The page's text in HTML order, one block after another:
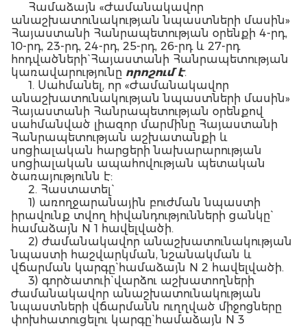
Համաձայն «Ժամանակավոր
անաշխատունակության նպաստների մասին»
Հայաստանի Հանրապետության օրենքի 4-րդ,
10-րդ, 23-րդ, 24-րդ, 25-րդ, 26-րդ և 27-րդ
հոդվածների` Հայաստանի Հանրապետության
կառավարությունը որոշում է.
1. Սահմանել, որ «Ժամանակավոր
անաշխատունակության նպաստների մասին»
Հայաստանի Հանրապետության օրենքով
սահմանված լիազոր մարմինը Հայաստանի
Հանրապետության աշխատանքի և
սոցիալական հարցերի նախարարության
սոցիալական ապահովության պետական
ծառայությունն է:
2. Հաստատել`
1) առողջարանային բուժման նպաստի
իրավունք տվող հիվանդությունների ցանկը`
համաձայն N 1 հավելվածի.
2) ժամանակավոր անաշխատունակության
նպաստի հաշվարկման, նշանակման և
վճարման կարգը` համաձայն N 2 հավելվածի.
3) գործատուի` վարձու աշխատողների
ժամանակավոր անաշխատունակության
նպաստների վճարմանն ուղղված միջոցները
փոխհատուցելու կարգը` համաձայն N 3